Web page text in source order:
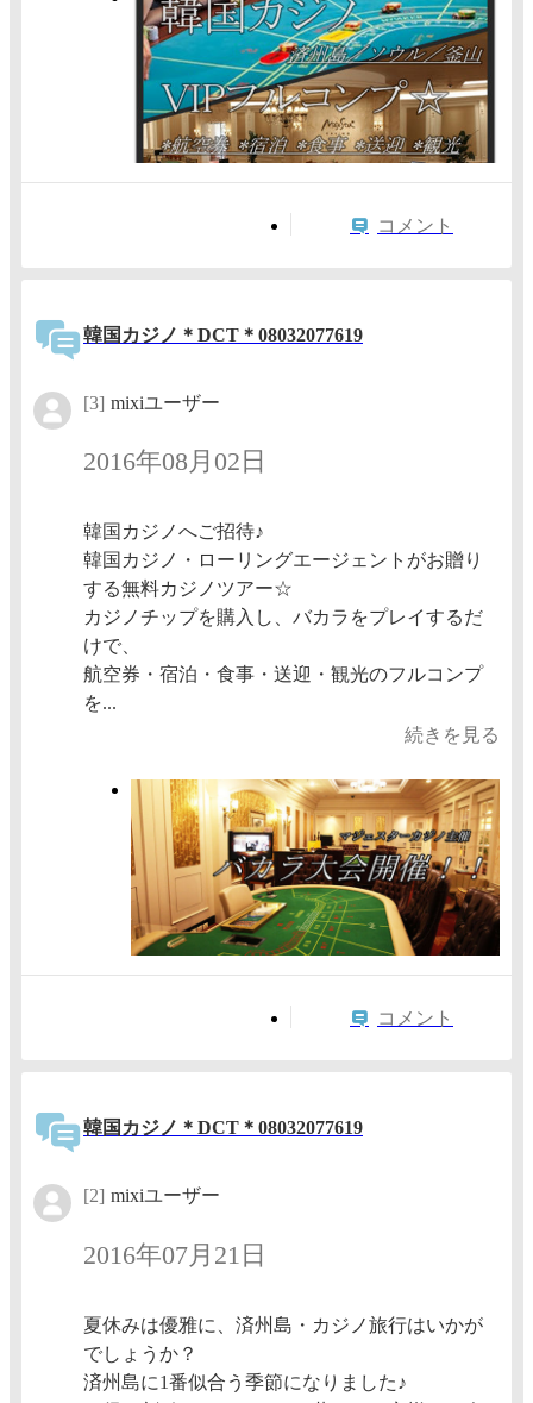
コメント
韓国カジノ＊DCT＊08032077619
[3] mixiユーザー
2016年08月02日
韓国カジノへご招待♪
韓国カジノ・ローリングエージェントがお贈り
する無料カジノツアー☆
カジノチップを購入し、バカラをプレイするだ
けで、
航空券・宿泊・食事・送迎・観光のフルコンプ
を...
続きを見る
コメント
韓国カジノ＊DCT＊08032077619
[2] mixiユーザー
2016年07月21日
夏休みは優雅に、済州島・カジノ旅行はいかが
でしょうか？
済州島に1番似合う季節になりました♪